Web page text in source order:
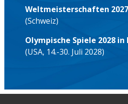
Weltmeisterschaften
(Schweiz)
Olympische Spiele 2028 in
(USA, 14.-30. Juli 2028)